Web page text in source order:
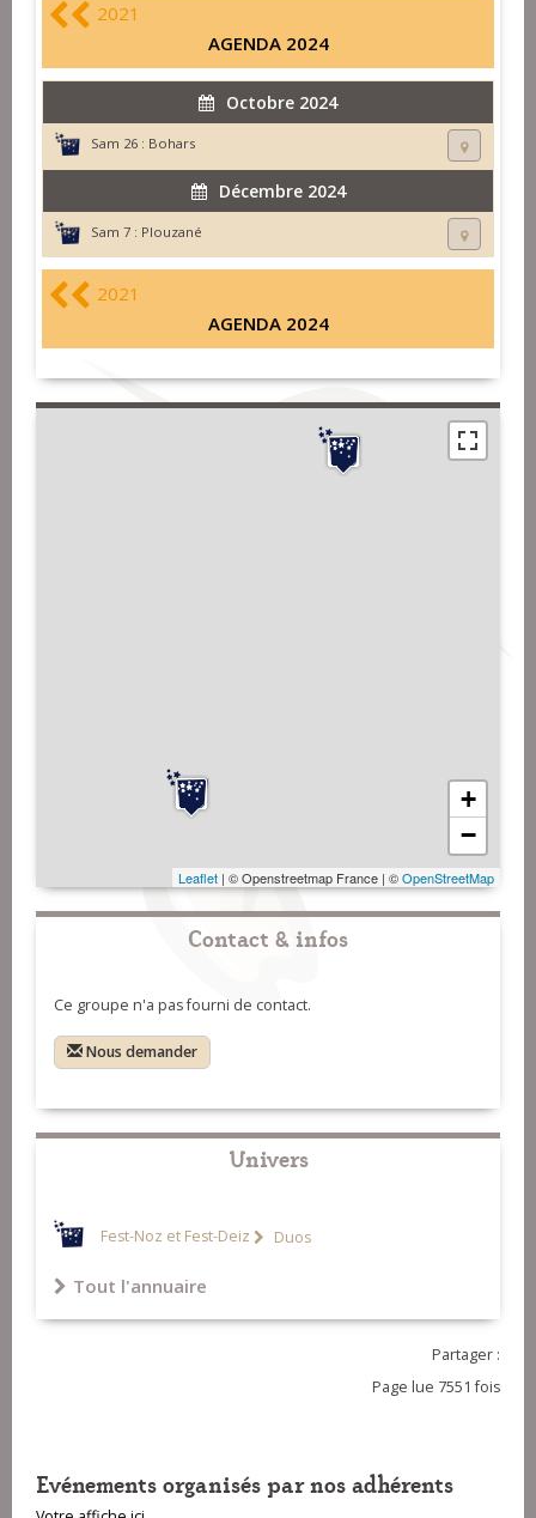
2021
AGENDA 2024
Octobre 2024
Sam 26 : Bohars
Décembre 2024
Sam 7 : Plouzané
2021
AGENDA 2024
+
−
Leaflet | © Openstreetmap France | ©OpenStreetMap
Contact & infos
Ce groupe n'a pas fourni de contact.
Nous demander
Univers
Fest-Noz et Fest-Deiz Duos
Tout l'annuaire
Partager :
Page lue 7551 fois
Evénements organisés par nos adhérents